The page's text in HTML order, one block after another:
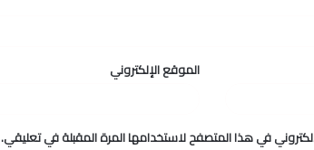
الموقع الإلكتروني
في هذا المتصفح لاستخدامها المرة المقبلة في تعليقي.